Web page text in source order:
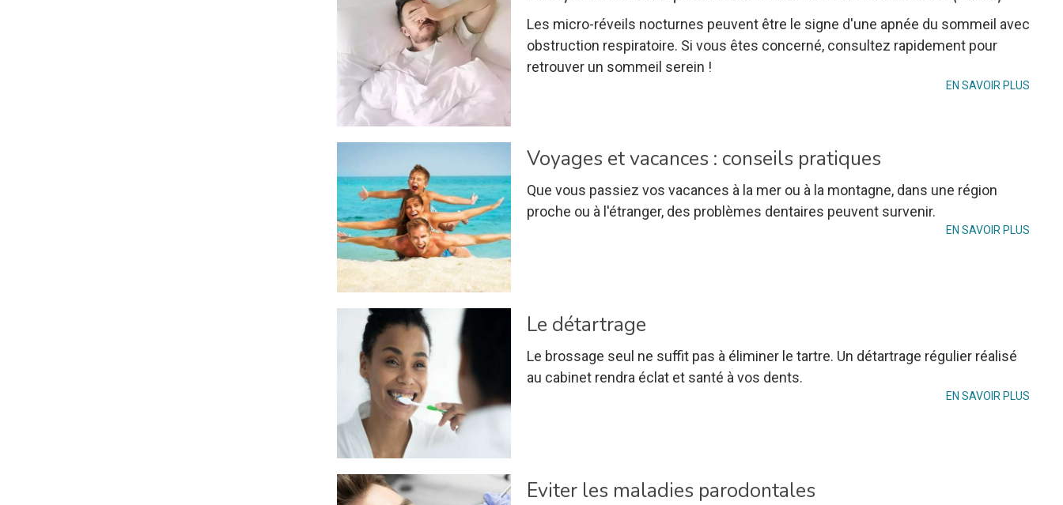
Les micro-réveils nocturnes peuvent être le signe d'une apnée du sommeil avec
obstruction respiratoire. Si vous êtes concerné, consultez rapidement pour
retrouver un sommeil serein !
EN SAVOIR PLUS
Voyages et vacances : conseils pratiques
Que vous passiez vos vacances à la mer ou à la montagne, dans une région
proche ou à l'étranger, des problèmes dentaires peuvent survenir.
EN SAVOIR PLUS
Le détartrage
Le brossage seul ne suffit pas à éliminer le tartre. Un détartrage régulier réalisé
au cabinet rendra éclat et santé à vos dents.
EN SAVOIR PLUS
Eviter les maladies parodontales